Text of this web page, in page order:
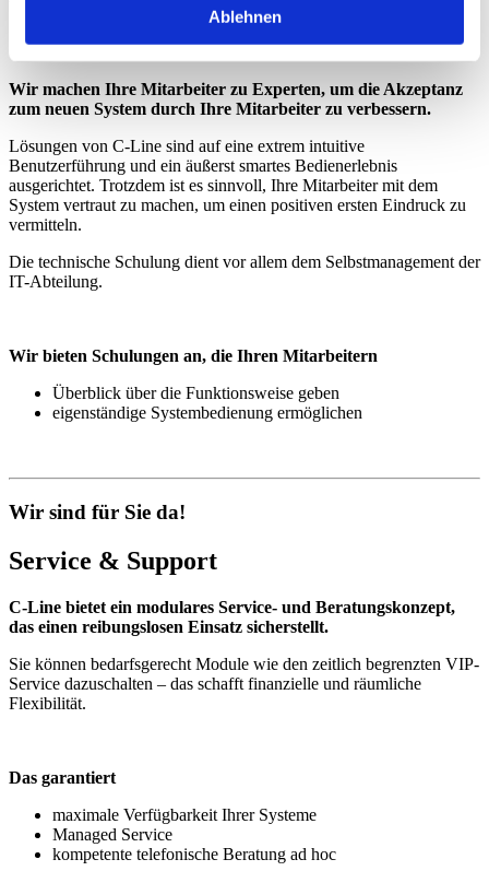
Ablehnen
Schulung
Wir machen Ihre Mitarbeiter zu Experten, um die Akzeptanz
zum neuen System durch Ihre Mitarbeiter zu verbessern.
Lösungen von C-Line sind auf eine extrem intuitive
Benutzerführung und ein äußerst smartes Bedienerlebnis
ausgerichtet. Trotzdem ist es sinnvoll, Ihre Mitarbeiter mit dem
System vertraut zu machen, um einen positiven ersten Eindruck zu
vermitteln.
Die technische Schulung dient vor allem dem Selbstmanagement der
IT-Abteilung.
Wir bieten Schulungen an, die Ihren Mitarbeitern
Überblick über die Funktionsweise geben
eigenständige Systembedienung ermöglichen
Wir sind für Sie da!
Service & Support
C-Line bietet ein modulares Service- und Beratungskonzept,
das einen reibungslosen Einsatz sicherstellt.
Sie können bedarfsgerecht Module wie den zeitlich begrenzten VIP-
Service dazuschalten – das schafft finanzielle und räumliche
Flexibilität.
Das garantiert
maximale Verfügbarkeit Ihrer Systeme
Managed Service
kompetente telefonische Beratung ad hoc